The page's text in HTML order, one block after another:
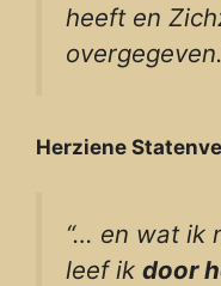
heeft en
Herziene
“… en wat ik
leef ik door